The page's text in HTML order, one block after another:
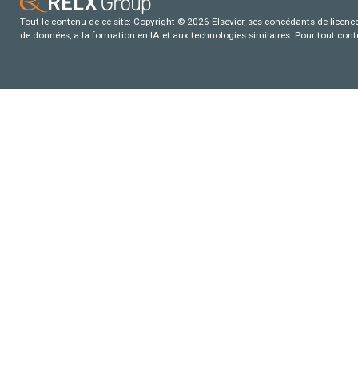
Tout le contenu de ce site: Copyright © 2026 Elsevier, ses concédants de
de données, a la formation en IA et aux technologies similaires. Pour tout